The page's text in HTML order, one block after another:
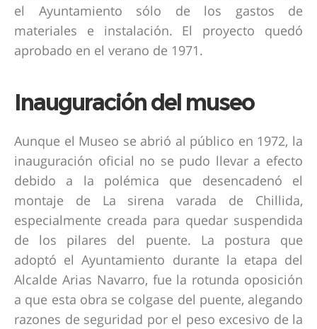
el Ayuntamiento sólo de los gastos de
materiales e instalación. El proyecto quedó
aprobado en el verano de 1971.
Inauguración del museo
Aunque el Museo se abrió al público en 1972, la
inauguración oficial no se pudo llevar a efecto
debido a la polémica que desencadenó el
montaje de La sirena varada de Chillida,
especialmente creada para quedar suspendida
de los pilares del puente. La postura que
adoptó el Ayuntamiento durante la etapa del
Alcalde Arias Navarro, fue la rotunda oposición
a que esta obra se colgase del puente, alegando
razones de seguridad por el peso excesivo de la